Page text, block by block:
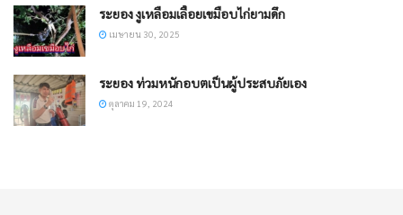
ระยอง งูเหลือมเลื้อยเขมือบไก่ยามดึก
เมษายน 30, 2025
ระยอง ท่วมหนักอบตเป็นผู้ประสบภัยเอง
ตุลาคม 19, 2024